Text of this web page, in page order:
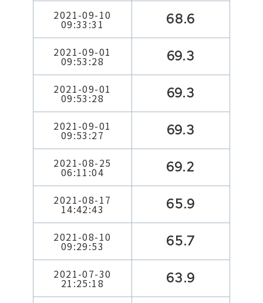
2021-09-10
09:33:31 68.6
2021-09-01
09:53:28 69.3
2021-09-01
09:53:28 69.3
2021-09-01
09:53:27 69.3
2021-08-25
06:11:04 69.2
2021-08-17
14:42:43 65.9
2021-08-10
09:29:53 65.7
2021-07-30
21:25:18 63.9